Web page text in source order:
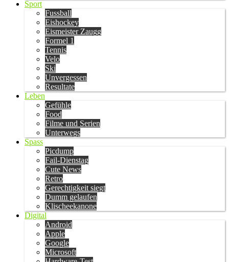
Sport
Fussball
Eishockey
Eismeister Zaugg
Formel 1
Tennis
Velo
Ski
Unvergessen
Resultate
Leben
Gefühle
Food
Filme und Serien
Unterwegs
Spass
Picdump
Fail-Dienstag
Cute News
Retro
Gerechtigkeit siegt
Dumm gelaufen
Klischeekanone
Digital
Android
Apple
Google
Microsoft